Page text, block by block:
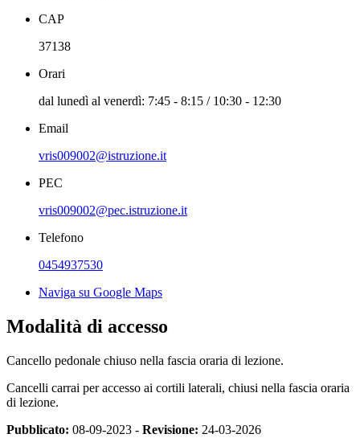
CAP
37138
Orari
dal lunedì al venerdì: 7:45 - 8:15 / 10:30 - 12:30
Email
vris009002@istruzione.it
PEC
vris009002@pec.istruzione.it
Telefono
0454937530
Naviga su Google Maps
Modalità di accesso
Cancello pedonale chiuso nella fascia oraria di lezione.
Cancelli carrai per accesso ai cortili laterali, chiusi nella fascia oraria
di lezione.
Pubblicato: 08-09-2023 - Revisione: 24-03-2026